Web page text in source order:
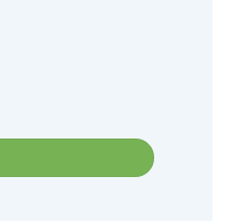
| 1 stuks aantal